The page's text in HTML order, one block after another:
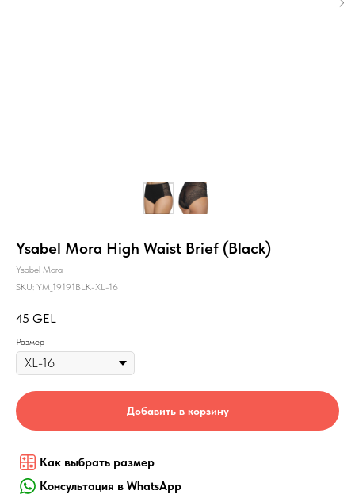
Ysabel Mora High Waist Brief (Black)
Ysabel Mora
SKU: YM_19191BLK-XL-16
45 GEL
Размер
Добавить в корзину
Как выбрать размер
Консультация в WhatsApp